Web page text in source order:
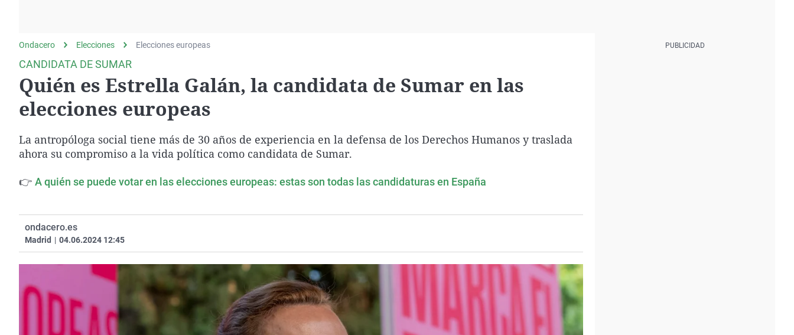
Como el perro y elEquipo de investigación
Negra
La Rioja
País Vasco
Ondacero Elecciones Elecciones europeas
CANDIDATA DE SUMAR
Quién es Estrella Galán, la candidata de Sumar en las
elecciones europeas
La antropóloga social tiene más de 30 años de experiencia en la defensa de los Derechos Humanos y traslada
ahora su compromiso a la vida política como candidata de Sumar.
👉 A quién se puede votar en las elecciones europeas: estas son todas las candidaturas en España
ondacero.es
Madrid | 04.06.2024 12:45